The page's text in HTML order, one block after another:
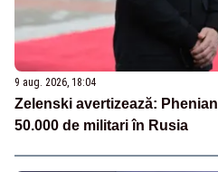
9 aug. 2026, 18:04
Zelenski avertizează:
50.000 de militari în Rusia